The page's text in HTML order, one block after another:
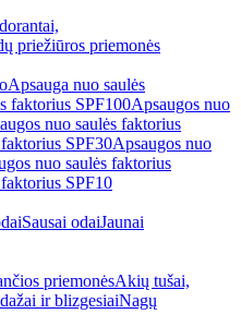
priežiūros priemonės
Apsauga nuo saulės
faktorius SPF100Apsaugos nuo
nuo saulės faktorius
SPF30Apsaugos nuo
nuo saulės faktorius
SPF10
Sausai odaiJaunai
priemonėsAkių tušai,
ir blizgesiaiNagų